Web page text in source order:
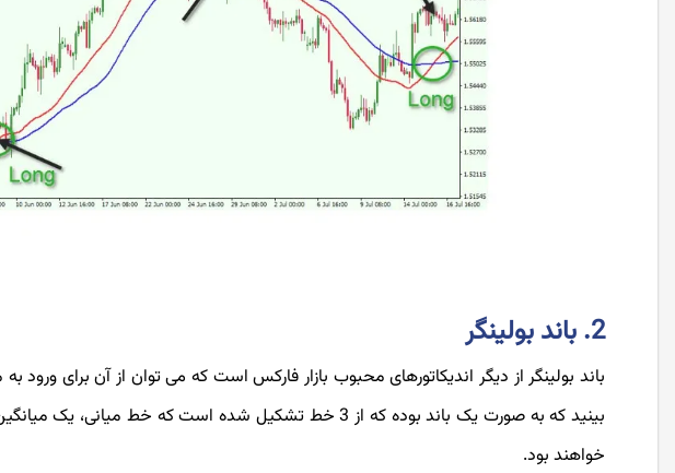
2. باند بولینگر
باند بولینگر از دیگر اندیکاتورهای محبوب بازار فارکس است که می توان از آن برای ورود
بینید که به صورت یک باند بوده که از 3 خط تشکیل شده است که
خواهند بود.